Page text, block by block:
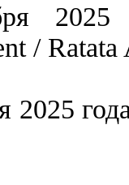
/ Ratata
2025